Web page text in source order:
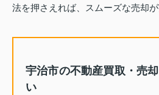
法を押さえれば、スムーズな売却が
宇治市の不動産買取・売
い